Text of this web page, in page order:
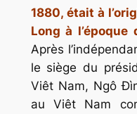
1880, était à
Long à l’époque
Après
le siège du
Viêt Nam, Ngô
au Viêt Nam